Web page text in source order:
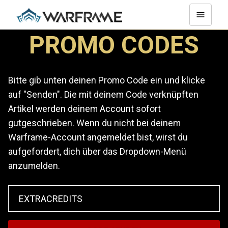
PROMO CODES
Bitte gib unten deinen Promo Code ein und klicke
auf "Senden". Die mit deinem Code verknüpften
Artikel werden deinem Account sofort
gutgeschrieben. Wenn du nicht bei deinem
Warframe-Account angemeldet bist, wirst du
aufgefordert, dich über das Dropdown-Menü
anzumelden.